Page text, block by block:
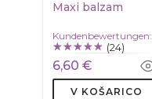
Maxi balzam
Kundenbewertungen:
(24)
6,60 €
V KOŠARICO